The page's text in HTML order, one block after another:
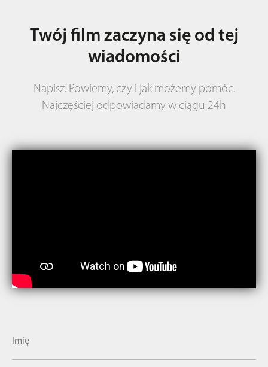
Twój film zaczyna się od tej
wiadomości
Napisz. Powiemy, czy i jak możemy pomóc.
Najczęściej odpowiadamy w ciągu 24h